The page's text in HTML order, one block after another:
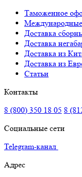
Таможенное
Международные
Доставка
Доставка
Доставка из
Доставка из
Статьи
Контакты
8 (800) 350 18 05 8
Социальные сети
Telegram-канал
Адрес